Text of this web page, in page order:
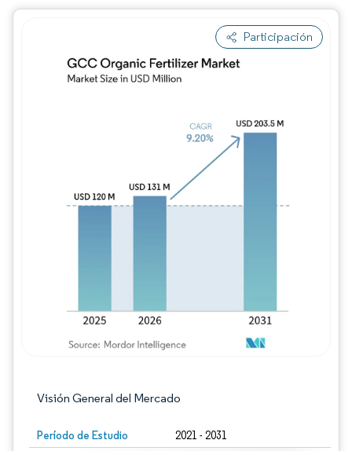
Participación
Visión General del Mercado
Período de Estudio 2021 - 2031